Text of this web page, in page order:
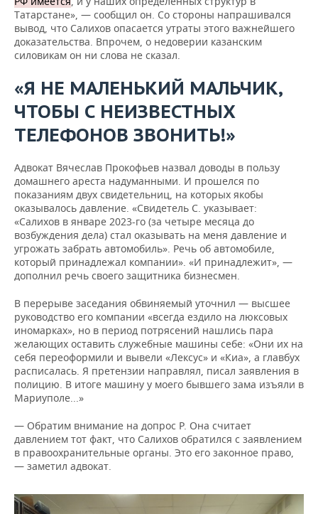
Татарстане», — сообщил он. Со стороны напрашивался
вывод, что Салихов опасается утраты этого важнейшего
доказательства. Впрочем, о недоверии казанским
силовикам он ни слова не сказал.
«Я НЕ МАЛЕНЬКИЙ МАЛЬЧИК,
ЧТОБЫ С НЕИЗВЕСТНЫХ
ТЕЛЕФОНОВ ЗВОНИТЬ!»
Адвокат Вячеслав Прокофьев назвал доводы в пользу
домашнего ареста надуманными. И прошелся по
показаниям двух свидетельниц, на которых якобы
оказывалось давление. «Свидетель С. указывает:
«Салихов в январе 2023-го (за четыре месяца до
возбуждения дела) стал оказывать на меня давление и
угрожать забрать автомобиль». Речь об автомобиле,
который принадлежал компании». «И принадлежит», —
дополнил речь своего защитника бизнесмен.
В перерыве заседания обвиняемый уточнил — высшее
руководство его компании «всегда ездило на люксовых
иномарках», но в период потрясений нашлись пара
желающих оставить служебные машины себе: «Они их на
себя переоформили и вывели «Лексус» и «Киа», а главбух
расписалась. Я претензии направлял, писал заявления в
полицию. В итоге машину у моего бывшего зама изъяли в
Мариуполе...»
— Обратим внимание на допрос Р. Она считает
давлением тот факт, что Салихов обратился с заявлением
в правоохранительные органы. Это его законное право,
— заметил адвокат.